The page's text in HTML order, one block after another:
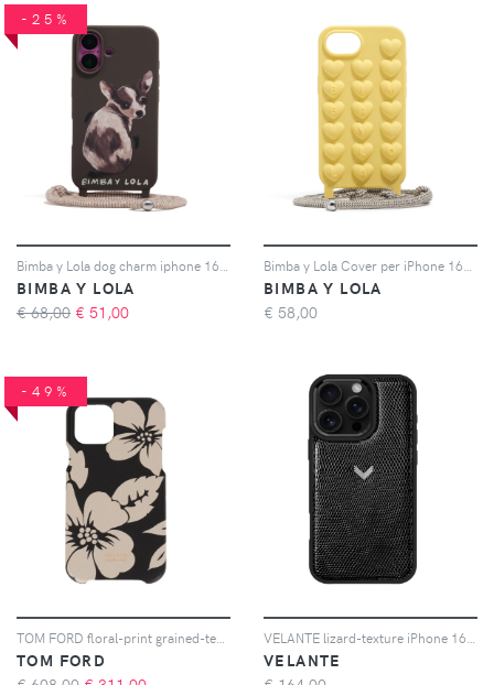
-25%
BIMBA Y LOLA
€ 68,00 € 51,00
BIMBA Y LOLA
€ 58,00
-49%
TOM FORD
VELANTE